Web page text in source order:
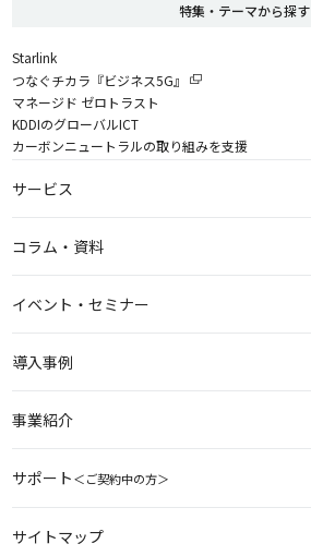
特集・テーマから探す
Starlink
つなぐチカラ『ビジネス5G』
マネージド ゼロトラスト
KDDIのグローバルICT
カーボンニュートラルの取り組みを支援
サービス
コラム・資料
イベント・セミナー
導入事例
事業紹介
サポート＜ご契約中の方＞
サイトマップ